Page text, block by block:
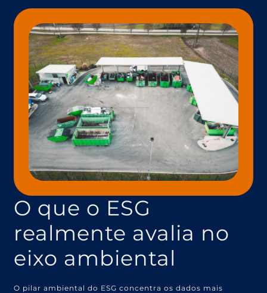
O que o ESG
realmente avalia no
eixo ambiental
O pilar ambiental do ESG concentra os dados mais